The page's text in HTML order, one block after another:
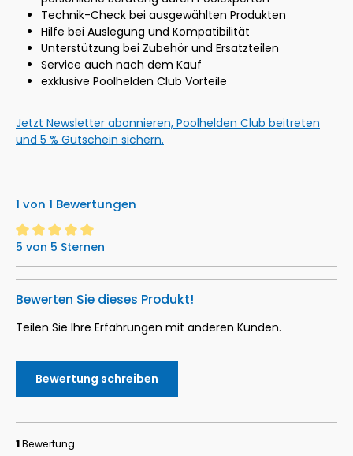
Technik-Check bei ausgewählten Produkten
Hilfe bei Auslegung und Kompatibilität
Unterstützung bei Zubehör und Ersatzteilen
Service auch nach dem Kauf
exklusive Poolhelden Club Vorteile
Jetzt Newsletter abonnieren, Poolhelden Club beitreten
und 5 % Gutschein sichern.
1 von 1 Bewertungen
Durchschnittliche Bewertung von 5 von 5 Sternen
5 von 5 Sternen
Bewerten Sie dieses Produkt!
Teilen Sie Ihre Erfahrungen mit anderen Kunden.
Bewertung schreiben
1Bewertung